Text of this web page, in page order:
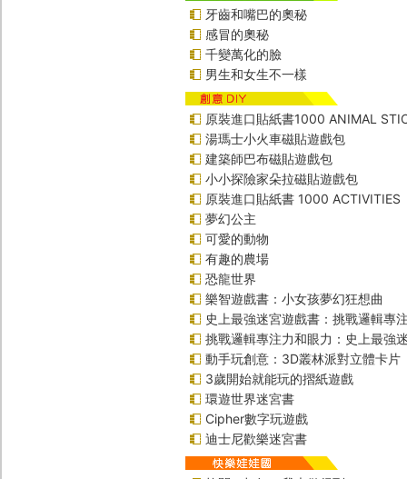
牙齒和嘴巴的奧秘
感冒的奧秘
千變萬化的臉
男生和女生不一樣
原裝進口貼紙書1000 ANIMAL
湯瑪士小火車磁貼遊戲包
建築師巴布磁貼遊戲包
小小探險家朵拉磁貼遊戲包
原裝進口貼紙書 1000 ACTIVITIES
夢幻公主
可愛的動物
有趣的農場
恐龍世界
樂智遊戲書：小女孩夢幻狂想曲
史上最強迷宮遊戲書：挑戰邏輯專
挑戰邏輯專注力和眼力：史上最強
動手玩創意：3D叢林派對立體卡片
3歲開始就能玩的摺紙遊戲
環遊世界迷宮書
Cipher數字玩遊戲
迪士尼歡樂迷宮書